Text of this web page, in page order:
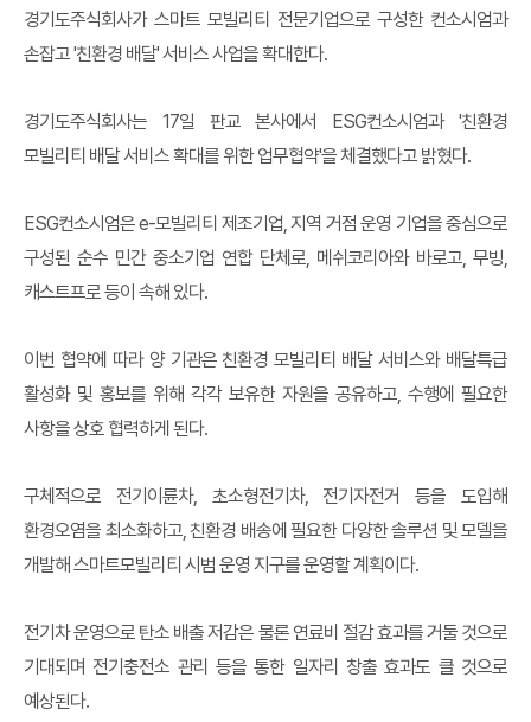
경기도주식회사가 스마트 모빌리티 전문기업으로 구성한 컨소시엄과
손잡고 '친환경 배달' 서비스 사업을 확대한다.
경기도주식회사는 17일 판교 본사에서 ESG컨소시엄과 '친환경
모빌리티 배달 서비스 확대를 위한 업무협약'을 체결했다고 밝혔다.
ESG컨소시엄은 e-모빌리티 제조기업, 지역 거점 운영 기업을 중심으로
구성된 순수 민간 중소기업 연합 단체로, 메쉬코리아와 바로고, 무빙,
캐스트프로 등이 속해 있다.
이번 협약에 따라 양 기관은 친환경 모빌리티 배달 서비스와 배달특급
활성화 및 홍보를 위해 각각 보유한 자원을 공유하고, 수행에 필요한
사항을 상호 협력하게 된다.
구체적으로 전기이륜차, 초소형전기차, 전기자전거 등을 도입해
환경오염을 최소화하고, 친환경 배송에 필요한 다양한 솔루션 및 모델을
개발해 스마트모빌리티 시범 운영 지구를 운영할 계획이다.
전기차 운영으로 탄소 배출 저감은 물론 연료비 절감 효과를 거둘 것으로
기대되며 전기충전소 관리 등을 통한 일자리 창출 효과도 클 것으로
예상된다.